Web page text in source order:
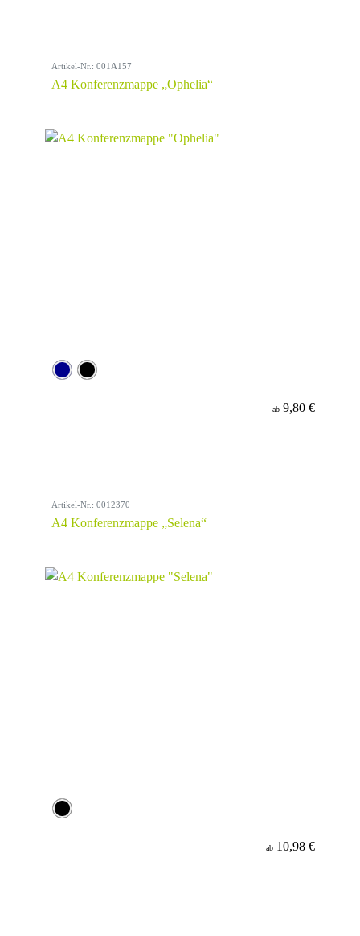
Artikel-Nr.: 001A157
A4 Konferenzmappe „Ophelia“
ab 9,80 €
Artikel-Nr.: 0012370
A4 Konferenzmappe „Selena“
ab 10,98 €